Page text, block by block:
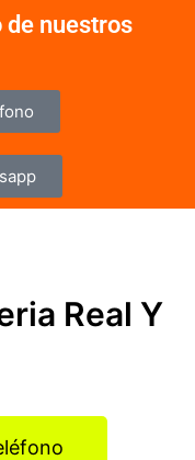
de nuestros
Real Y